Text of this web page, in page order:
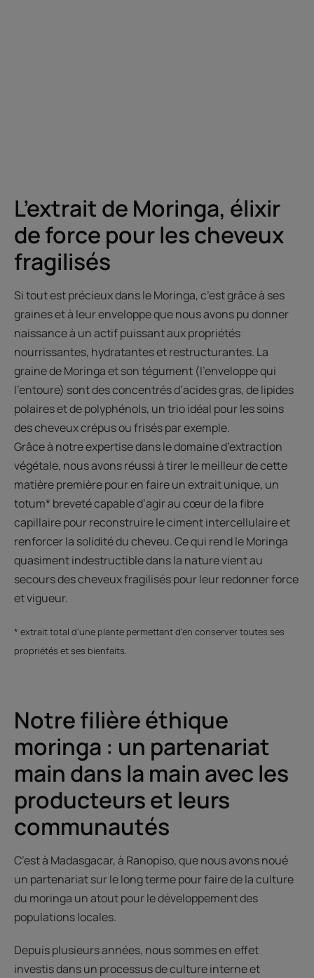
L’extrait de Moringa, élixir
de force pour les cheveux
fragilisés
Si tout est précieux dans le Moringa, c’est grâce à ses
graines et à leur enveloppe que nous avons pu donner
naissance à un actif puissant aux propriétés
nourrissantes, hydratantes et restructurantes. La
graine de Moringa et son tégument (l’enveloppe qui
l’entoure) sont des concentrés d’acides gras, de lipides
polaires et de polyphénols, un trio idéal pour les soins
des cheveux crépus ou frisés par exemple.
Grâce à notre expertise dans le domaine d’extraction
végétale, nous avons réussi à tirer le meilleur de cette
matière première pour en faire un extrait unique, un
totum* breveté capable d’agir au cœur de la fibre
capillaire pour reconstruire le ciment intercellulaire et
renforcer la solidité du cheveu. Ce qui rend le Moringa
quasiment indestructible dans la nature vient au
secours des cheveux fragilisés pour leur redonner force
et vigueur.
* extrait total d’une plante permettant d’en conserver toutes ses
propriétés et ses bienfaits.
Notre filière éthique
moringa : un partenariat
main dans la main avec les
producteurs et leurs
communautés
C’est à Madasgacar, à Ranopiso, que nous avons noué
un partenariat sur le long terme pour faire de la culture
du moringa un atout pour le développement des
populations locales.
Depuis plusieurs années, nous sommes en effet
investis dans un processus de culture interne et